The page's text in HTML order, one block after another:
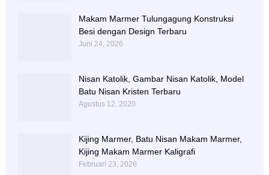
Makam Marmer Tulungagung Konstruksi
Besi dengan Design Terbaru
Juni 24, 2026
Nisan Katolik, Gambar Nisan Katolik, Model
Batu Nisan Kristen Terbaru
Agustus 12, 2020
Kijing Marmer, Batu Nisan Makam Marmer,
Kijing Makam Marmer Kaligrafi
Februari 23, 2026